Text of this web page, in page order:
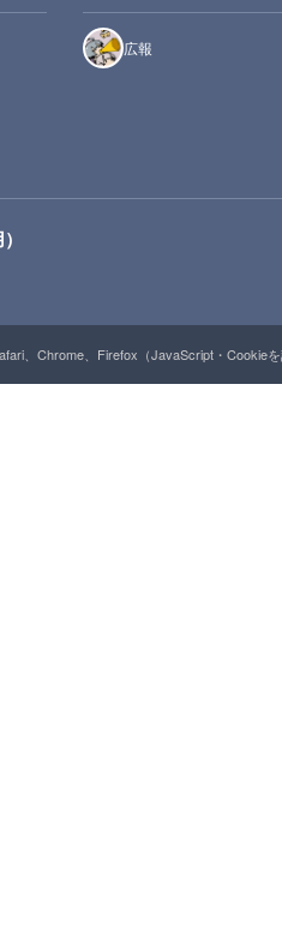
広報
、Chrome、Firefox（JavaScript・Cookie